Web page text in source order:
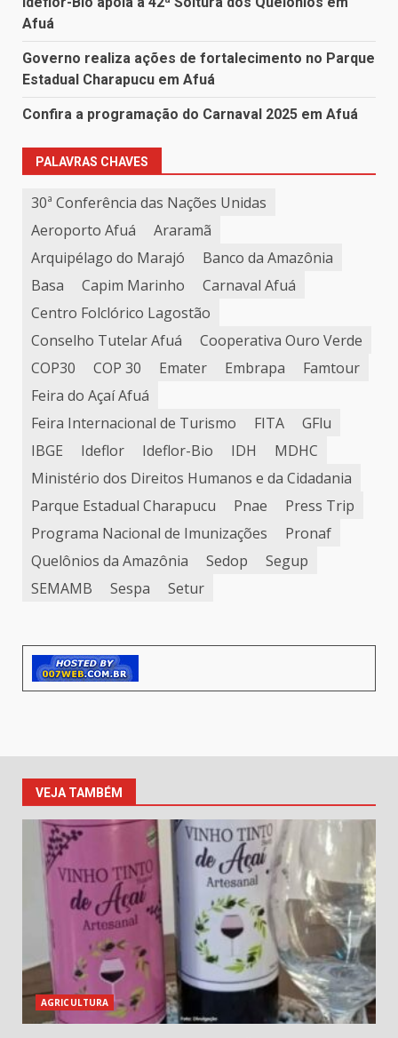
Afuá
Governo realiza ações de fortalecimento no Parque
Estadual Charapucu em Afuá
Confira a programação do Carnaval 2025 em Afuá
PALAVRAS CHAVES
30ª Conferência das Nações Unidas
Aeroporto Afuá
Araramã
Arquipélago do Marajó
Banco da Amazônia
Basa
Capim Marinho
Carnaval Afuá
Centro Folclórico Lagostão
Conselho Tutelar Afuá
Cooperativa Ouro Verde
COP30
COP 30 Emater Embrapa
Famtour
Feira do Açaí Afuá
Feira Internacional de Turismo
FITA
GFlu
IBGE
Ideflor Ideflor-Bio IDH
MDHC
Ministério dos Direitos Humanos e da Cidadania
Parque Estadual Charapucu
Pnae
Press Trip
Programa Nacional de Imunizações
Pronaf
Quelônios da Amazônia
Sedop
Segup
SEMAMB
Sespa Setur
VEJA TAMBÉM
AGRICULTURA